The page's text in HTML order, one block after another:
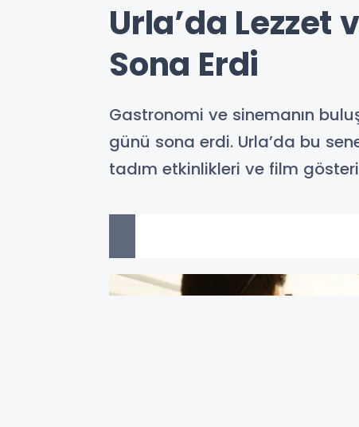
Urla’da Lezzet
Sona Erdi
Gastronomi ve sinemanın
günü sona erdi. Urla’da bu
tadım etkinlikleri ve film